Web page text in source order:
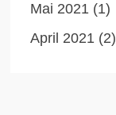
Mai 2021 (1)
April 2021 (2)